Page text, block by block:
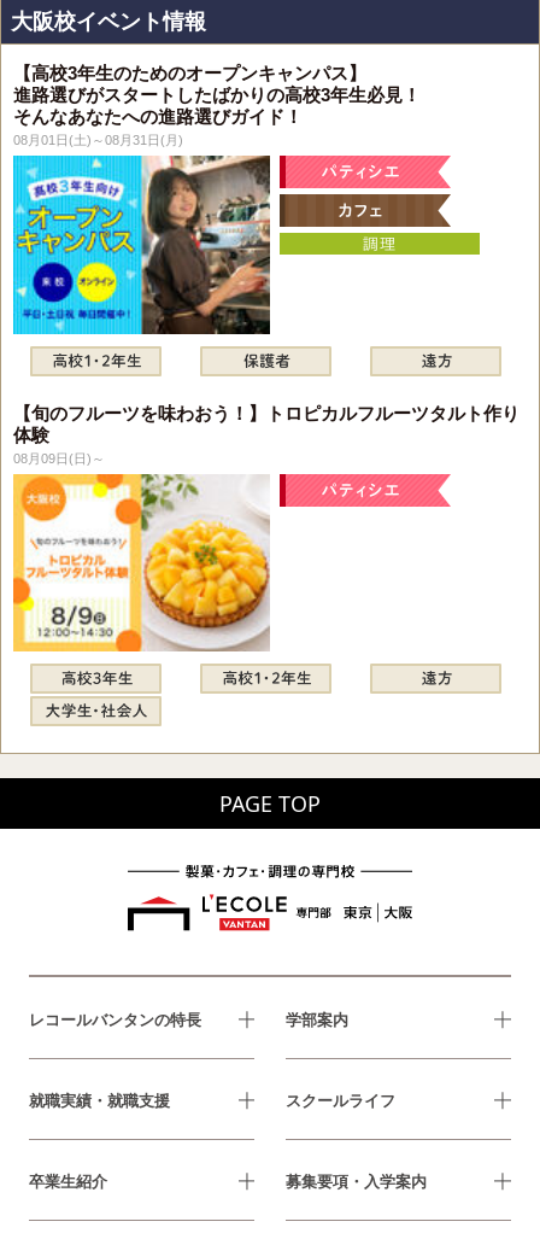
大阪校イベント情報
【高校3年生のためのオープンキャンパス】
進路選びがスタートしたばかりの高校3年生必見！
そんなあなたへの進路選びガイド！
08月01日(土)～08月31日(月)
【旬のフルーツを味わおう！】トロピカルフルーツタルト作り
体験
08月09日(日)～
PAGE TOP
レコールバンタンの特長 学部案内
就職実績・就職支援 スクールライフ
卒業生紹介 募集要項・入学案内